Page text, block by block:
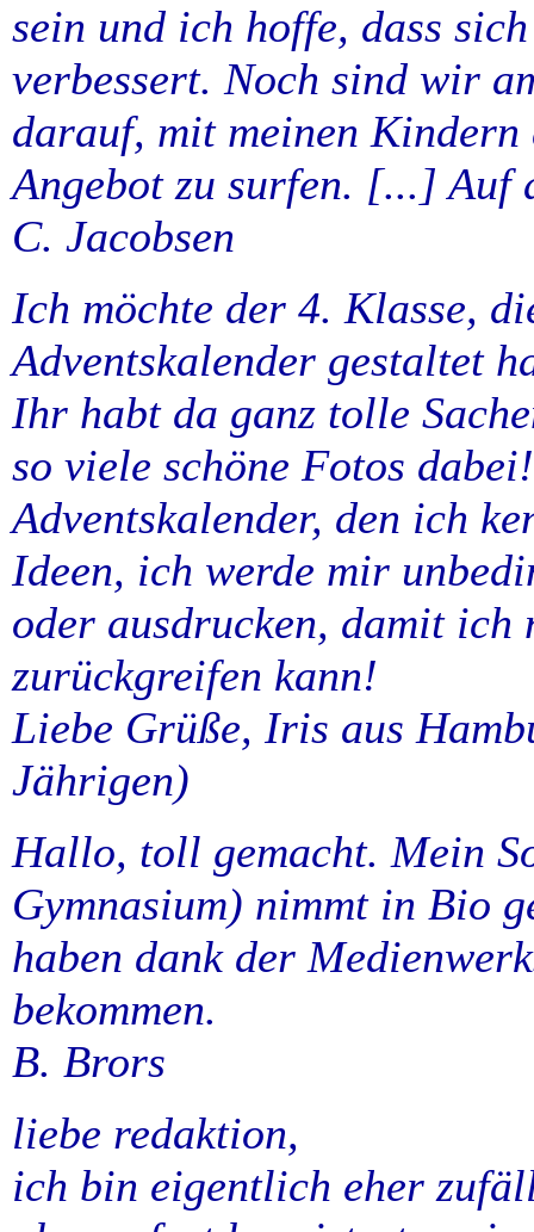
sein und ich hoffe, dass
verbessert. Noch sind wir
darauf, mit meinen Kindern
Angebot zu surfen. [...]
C. Jacobsen
Ich möchte der 4. Klasse,
Adventskalender gestaltet
Ihr habt da ganz tolle
so viele schöne Fotos
Adventskalender, den ich
Ideen, ich werde mir
oder ausdrucken, damit ich
zurückgreifen kann!
Liebe Grüße, Iris aus
Jährigen)
Hallo, toll gemacht. Mein
Gymnasium) nimmt in Bio
haben dank der
bekommen.
B. Brors
liebe redaktion,
ich bin eigentlich eher